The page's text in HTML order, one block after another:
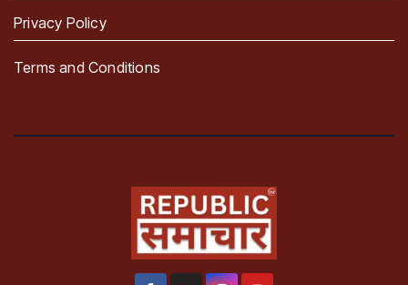
Privacy Policy
Terms and Conditions